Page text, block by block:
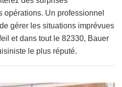
Un professionnel
gérer les situations imprévues
et dans tout le 82330, Bauer
le plus réputé.